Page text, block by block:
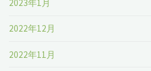
2023年1月
2022年12月
2022年11月